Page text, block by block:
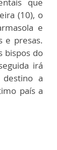
(10), o
e
e presas.
bispos do
irá
a
país a